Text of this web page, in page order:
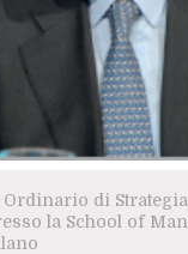
Ordinario di
la School of